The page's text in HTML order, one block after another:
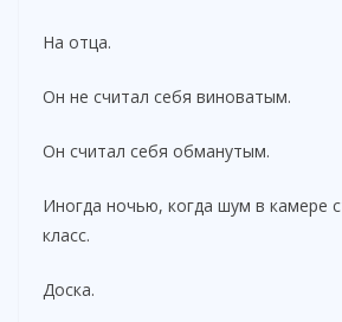
На отца.
Он не считал себя виноватым.
Он считал себя обманутым.
Иногда ночью, когда шум в камере
класс.
Доска.